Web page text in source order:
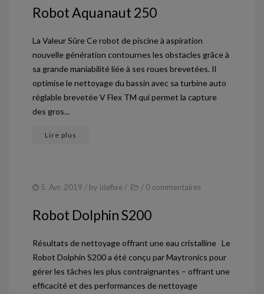
SPAS NEOSPA
ACCESSOIRES
ACTUALITÉS
Robot Aquanaut 250
La Valeur Sûre Ce robot de piscine à aspiration
nouvelle génération contournes les obstacles grâce à
sa grande maniabilité liée à ses roues brevetées. Il
optimise le nettoyage du bassin avec sa turbine auto
réglable brevetée V Flex TM qui permet la capture
des gros...
Lire plus
5. Avr. 2019 / by idefixe / / 0 commentaires
Robot Dolphin S200
Résultats de nettoyage offrant une eau cristalline Le
Robot Dolphin S200 a été conçu par Maytronics pour
gérer les tâches les plus contraignantes – offrant une
efficacité et des performances de nettoyage